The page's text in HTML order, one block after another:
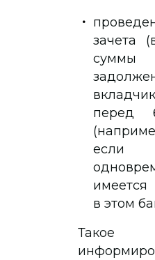
зачета
суммы
перед
если
имеется
в этом
Такое